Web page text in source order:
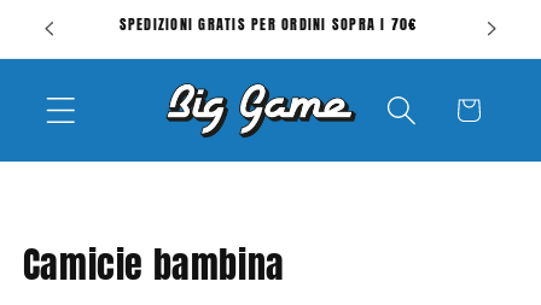
direttamente
ai contenuti
SPEDIZIONI GRATIS PER ORDINI SOPRA I 70€
Carrello
C
Camicie bambina